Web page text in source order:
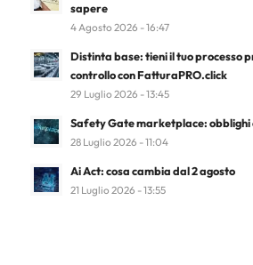
sapere
4 Agosto 2026 - 16:47
Distinta base: tieni il tuo processo
controllo con FatturaPRO.click
29 Luglio 2026 - 13:45
Safety Gate marketplace: obblighi
28 Luglio 2026 - 11:04
Ai Act: cosa cambia dal 2 agosto
21 Luglio 2026 - 13:55